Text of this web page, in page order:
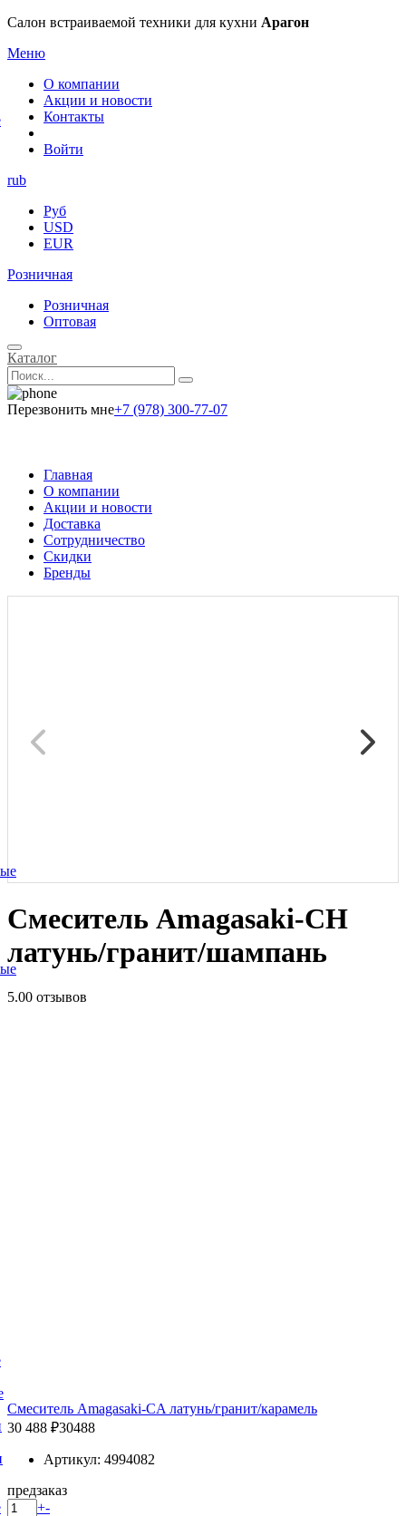
Салон встраиваемой техники для кухни Арагон
Меню
О компании
Акции и новости
Контакты
Войти
rub
Руб
USD
EUR
Розничная
Розничная
Оптовая
Каталог
Перезвонить мне+7 (978) 300-77-07
Главная
О компании
Акции и новости
Доставка
Сотрудничество
Скидки
Бренды
Смеситель Amagasaki-CH
латунь/гранит/шампань
5.00 отзывов
Смеситель Amagasaki-CA латунь/гранит/карамель
30 488 ₽30488
Артикул: 4994082
предзаказ
+-